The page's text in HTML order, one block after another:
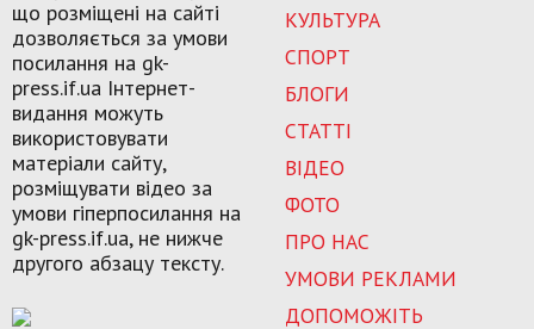
КУЛЬТУРА
СПОРТ
БЛОГИ
СТАТТІ
ВІДЕО
ФОТО
ПРО НАС
УМОВИ РЕКЛАМИ
ДОПОМОЖІТЬ
що розміщені на сайті
дозволяється за умови
посилання на gk-
press.if.ua Інтернет-
видання можуть
використовувати
матеріали сайту,
розміщувати відео за
умови гіперпосилання на
gk-press.if.ua, не нижче
другого абзацу тексту.